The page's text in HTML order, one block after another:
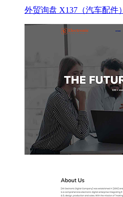
外贸询盘 X137（汽车配件）